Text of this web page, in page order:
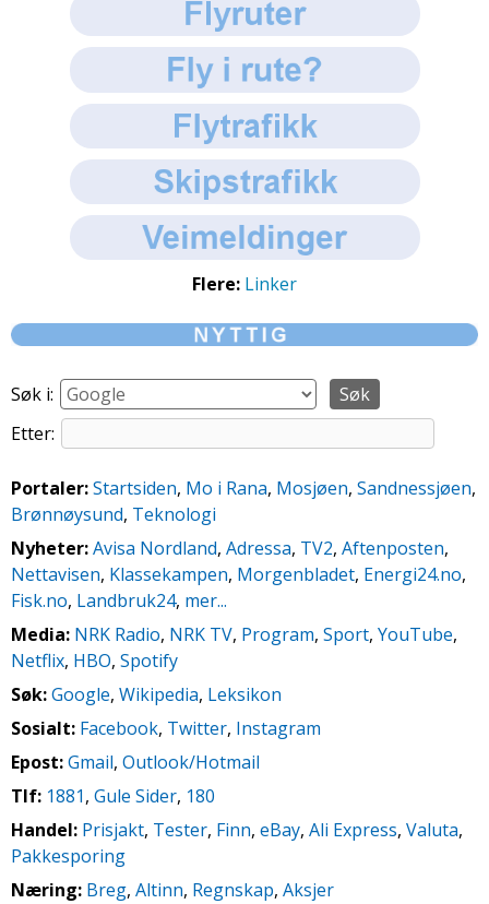
Flere: Linker
Søk i:
Etter:
Portaler:Startsiden, Mo i Rana, Mosjøen, Sandnessjøen,
Brønnøysund, Teknologi
Nyheter:Avisa Nordland, Adressa, TV2, Aftenposten,
Nettavisen, Klassekampen, Morgenbladet, Energi24.no,
Fisk.no, Landbruk24, mer...
Media: NRK Radio, NRK TV, Program, Sport, YouTube,
Netflix, HBO, Spotify
Søk:Google, Wikipedia, Leksikon
Sosialt: Facebook, Twitter, Instagram
Epost:Gmail, Outlook/Hotmail
Tlf: 1881, Gule Sider, 180
Handel: Prisjakt, Tester, Finn, eBay, Ali Express, Valuta,
Pakkesporing
Næring: Breg, Altinn, Regnskap, Aksjer